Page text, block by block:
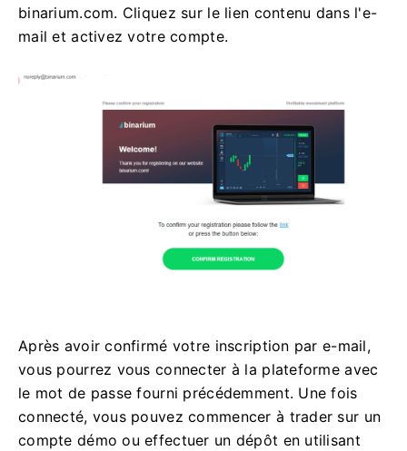
binarium.com. Cliquez sur le lien contenu dans l'e-
mail et activez votre compte.
Après avoir confirmé votre inscription par e-mail,
vous pourrez vous connecter à la plateforme avec
le mot de passe fourni précédemment. Une fois
connecté, vous pouvez commencer à trader sur un
compte démo ou effectuer un dépôt en utilisant